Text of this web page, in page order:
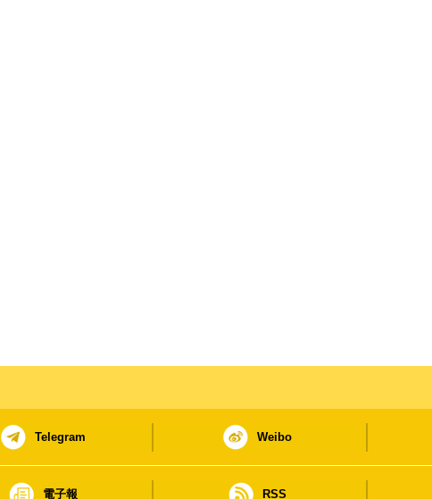
Telegram Weibo
電子報 RSS